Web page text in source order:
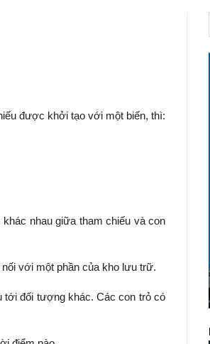
được khởi tạo với một biến, thì:
nhau giữa tham chiếu và con
với một phần của kho lưu trữ.
tới đối tượng khác. Các con trỏ có